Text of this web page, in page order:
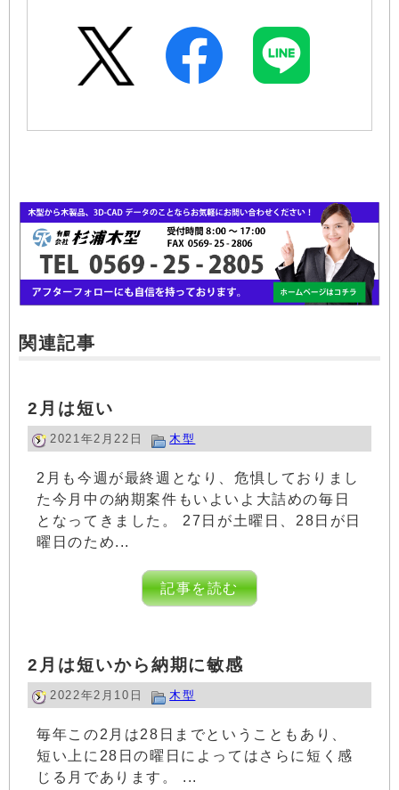
関連記事
2月は短い
2021年2月22日 木型
2月も今週が最終週となり、危惧しておりまし
た今月中の納期案件もいよいよ大詰めの毎日
となってきました。 27日が土曜日、28日が日
曜日のため...
記事を読む
2月は短いから納期に敏感
2022年2月10日 木型
毎年この2月は28日までということもあり、
短い上に28日の曜日によってはさらに短く感
じる月であります。 ...